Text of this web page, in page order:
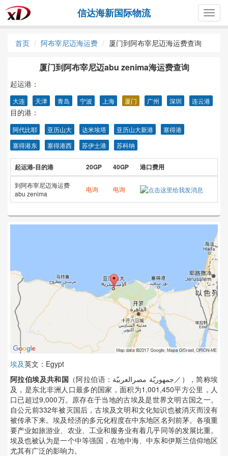
信达海新国际物流
首页 阿布宰尼迈海运费 厦门到阿布宰尼迈海运费查询
厦门到阿布宰尼迈abu zenima海运费查询
起运港：
大连 天津 青岛 宁波 上海 厦门 广州 深圳 连云港
目的港：
阿代比耶 亚历山大 达米埃塔 亚历山大新港
塞得港
塞得港东
塞得港西 苏伊士港 苏科纳
起运港-目的港 20GP 40GP 港口费用
到阿布宰尼迈海运费
abu zenima
电询 电询
埃及英文：Egypt
阿拉伯埃及共和国 （阿拉伯语：جمهوريّة مصرالعربيّة／），简称埃
及，是东北非洲人口最多的国家，面积为1,001,450平方公里，人
口已超过9,000万。原存在于当地的古埃及是世界文明古国之一。
自公元前332年被灭国后，古埃及文明和文化知识也被消灭而没有
被传承下来。埃及经济的多元化程度在中东地区名列前茅。各项重
要产业如旅游业、农业、工业和服务业有着几乎同等的发展比重。
埃及也被认为是一个中等强国，在地中海、中东和伊斯兰信仰地区
尤其有广泛的影响力。